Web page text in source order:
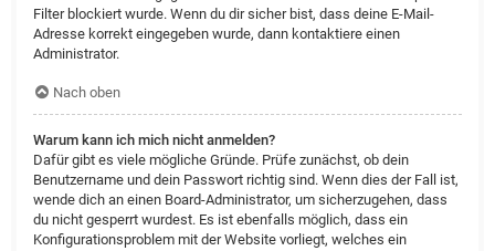
Filter blockiert wurde. Wenn du dir sicher bist, dass deine E-Mail-
Adresse korrekt eingegeben wurde, dann kontaktiere einen
Administrator.
Nach oben
Warum kann ich mich nicht anmelden?
Dafür gibt es viele mögliche Gründe. Prüfe zunächst, ob dein
Benutzername und dein Passwort richtig sind. Wenn dies der Fall ist,
wende dich an einen Board-Administrator, um sicherzugehen, dass
du nicht gesperrt wurdest. Es ist ebenfalls möglich, dass ein
Konfigurationsproblem mit der Website vorliegt, welches ein